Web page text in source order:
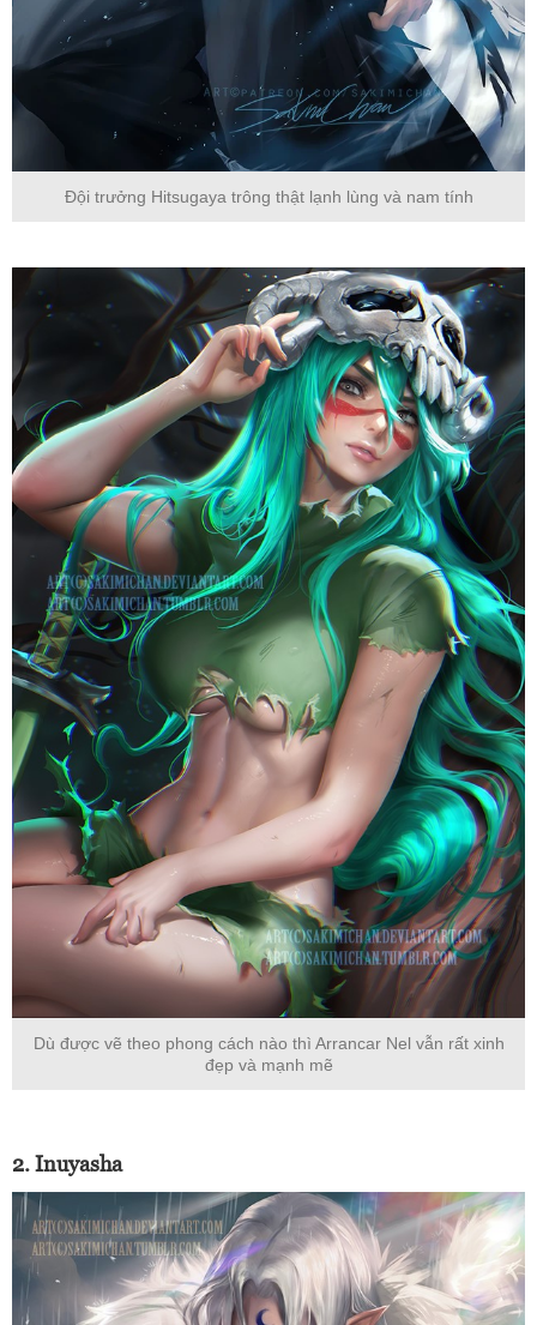
Đội trưởng Hitsugaya trông thật lạnh lùng và nam tính
Dù được vẽ theo phong cách nào thì Arrancar Nel vẫn rất xinh
đẹp và mạnh mẽ
2. Inuyasha